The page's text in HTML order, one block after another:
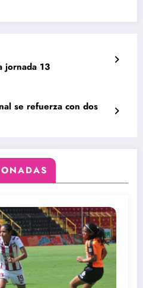
jornada 13
se refuerza con dos